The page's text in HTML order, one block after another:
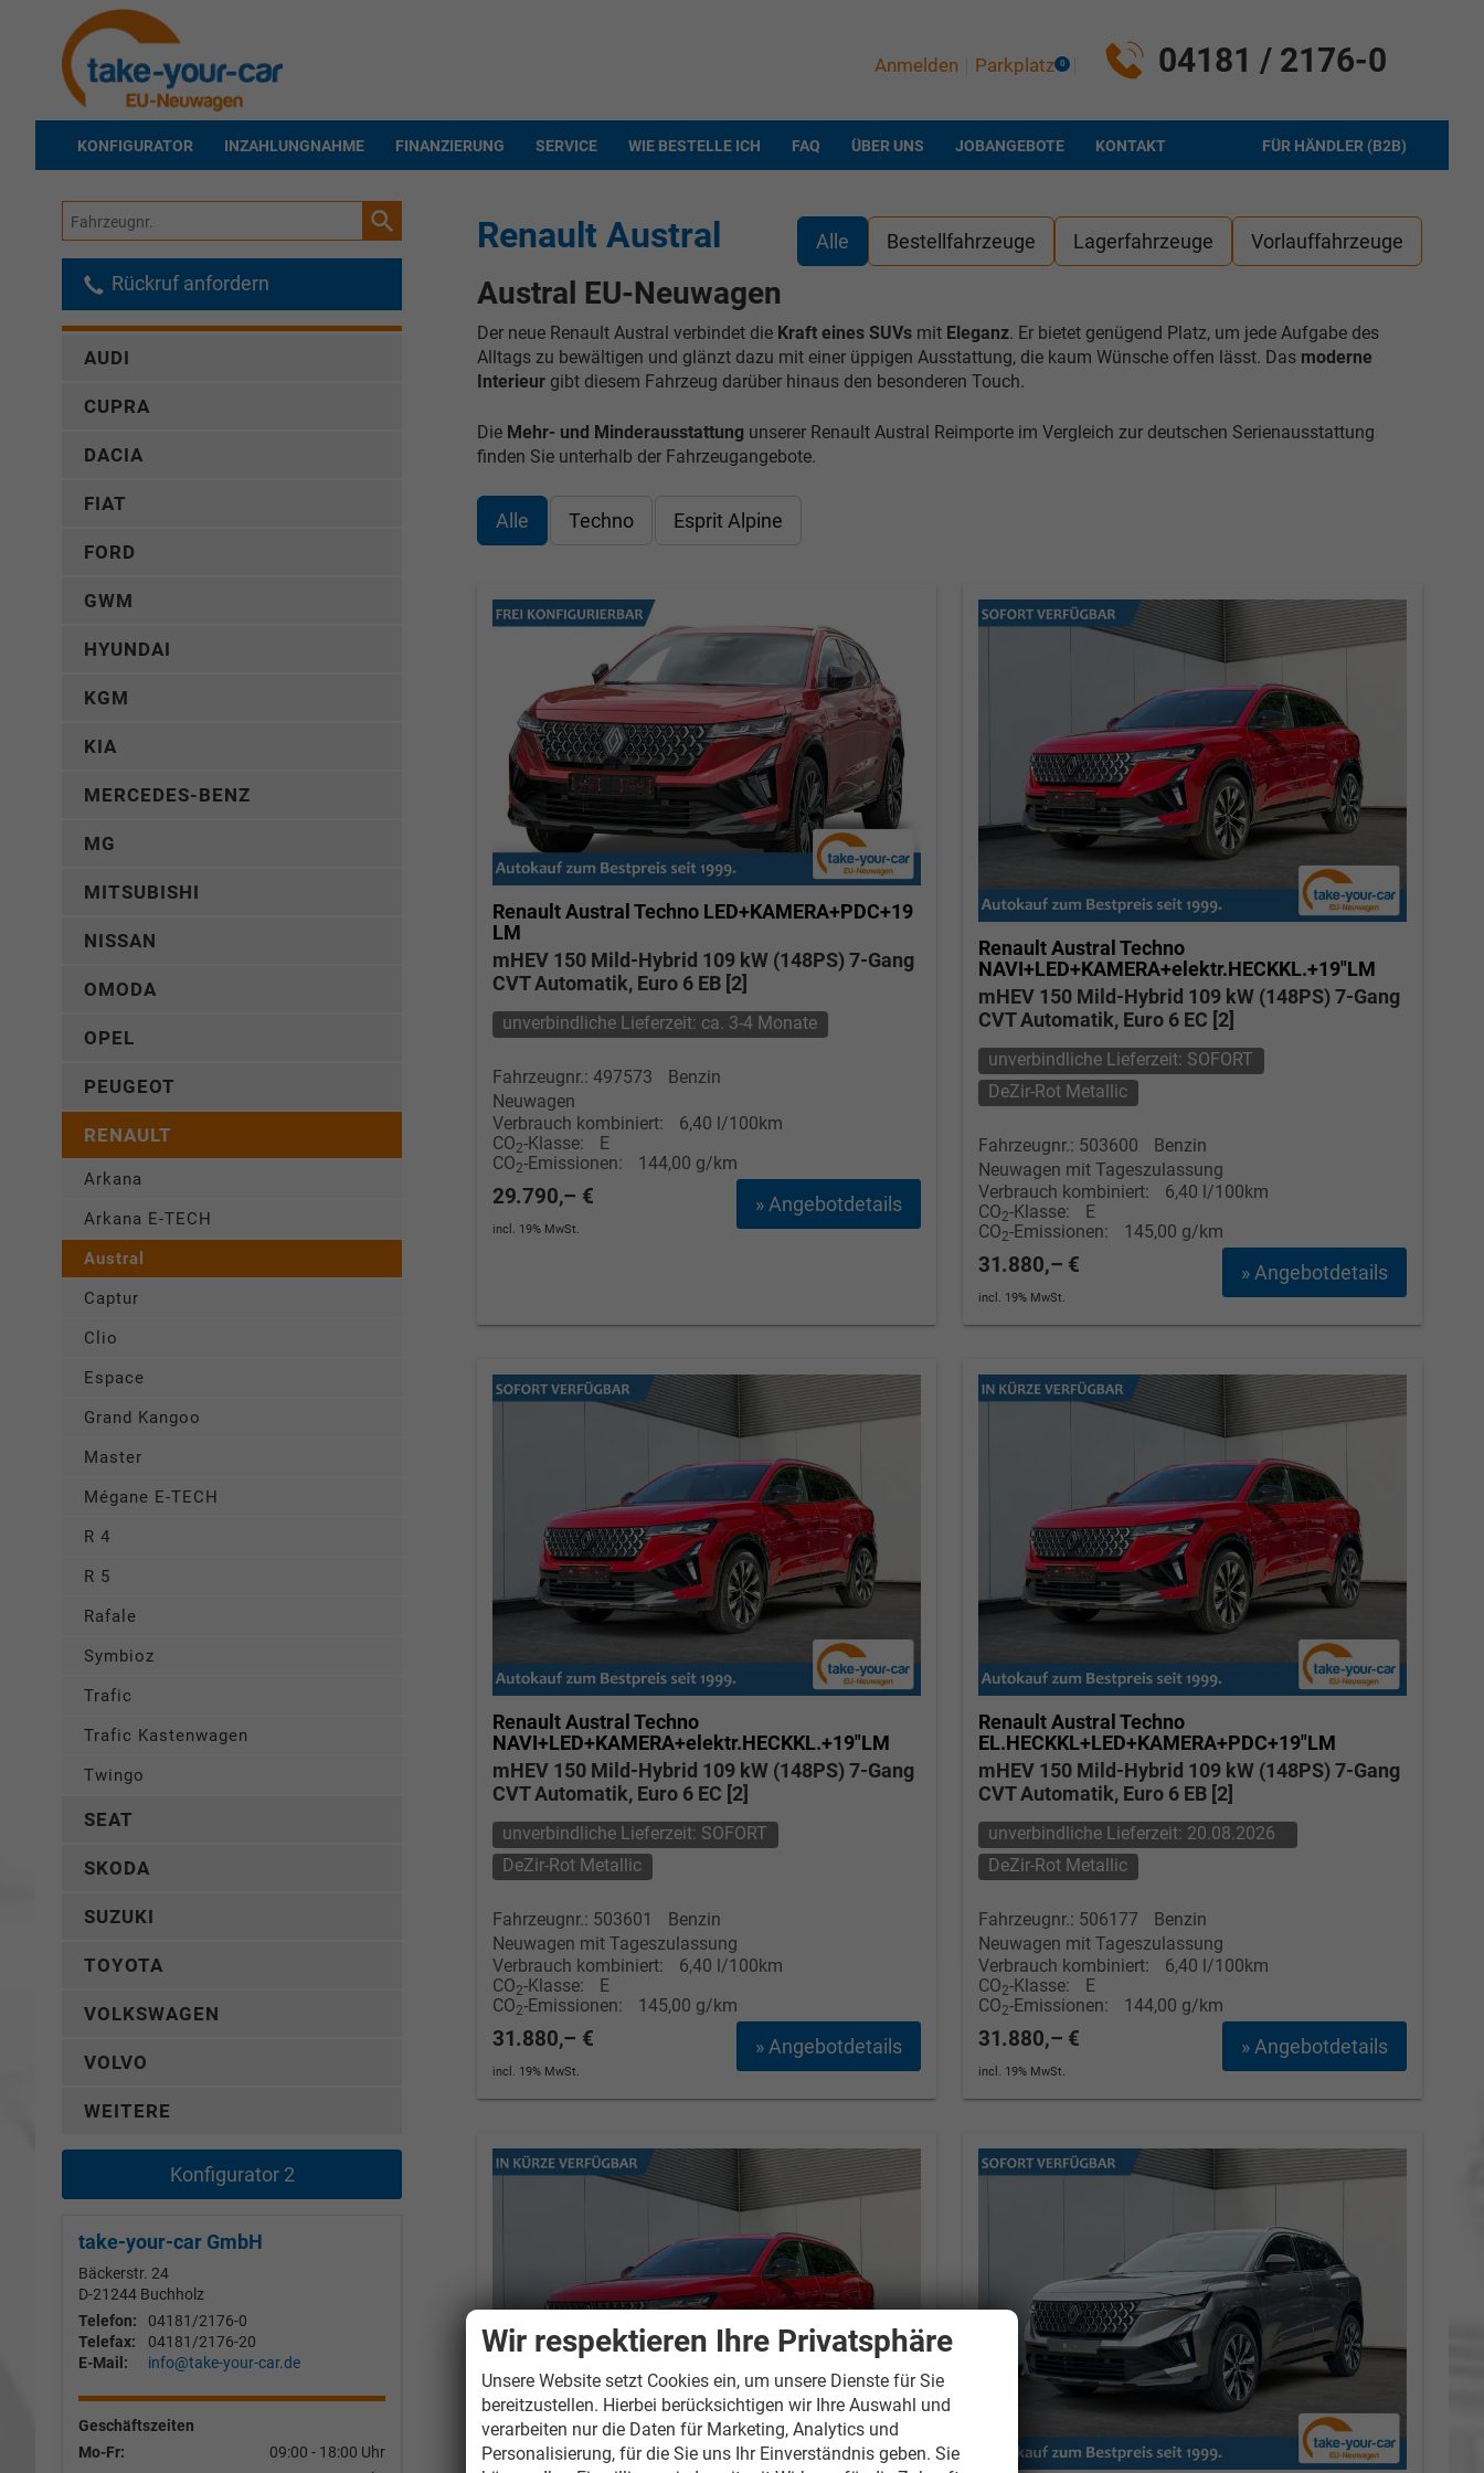
04181 / 2176-0
Anmelden Parkplatz 0
KONFIGURATOR INZAHLUNGNAHME FINANZIERUNG SERVICE WIE BESTELLE ICH FAQ ÜBER UNS JOBANGEBOTE FÜR HÄNDLER (B2B)
KONTAKT
Alle Bestellfahrzeuge Lagerfahrzeuge Vorlauffahrzeuge
Renault Austral
Austral EU-Neuwagen
Der neue Renault Austral verbindet die Kraft eines SUVs mit Eleganz. Er bietet genügend Platz, um jede Aufgabe des
Alltags zu bewältigen und glänzt dazu mit einer üppigen Ausstattung, die kaum Wünsche offen lässt. Das moderne
Interieur gibt diesem Fahrzeug darüber hinaus den besonderen Touch.
DieMehr- und Minderausstattung unserer Renault Austral Reimporte im Vergleich zur deutschen Serienausstattung
finden Sie unterhalb der Fahrzeugangebote.
Alle Techno Esprit Alpine
Renault AustralTechno LED+KAMERA+PDC+19
LM
mHEV 150 Mild-Hybrid 109 kW (148PS) 7-Gang
CVT Automatik, Euro 6 EB [2]
unverbindliche Lieferzeit: ca. 3-4 Monate
Fahrzeugnr.: 497573
Benzin
Neuwagen
Verbrauch kombiniert:
6,40 l/100km
CO2-Klasse:
E
CO2-Emissionen: 144,00 g/km
» Angebotdetails
29.790,– €
incl. 19% MwSt.
Renault AustralTechno
NAVI+LED+KAMERA+elektr.HECKKL.+19"LM
mHEV 150 Mild-Hybrid 109 kW (148PS) 7-Gang
CVT Automatik, Euro 6 EC [2]
unverbindliche Lieferzeit: SOFORT
DeZir-Rot Metallic
Fahrzeugnr.: 503600
Benzin
Neuwagen mit Tageszulassung
Verbrauch kombiniert:
6,40 l/100km
CO2-Klasse:
E
CO2-Emissionen: 145,00 g/km
» Angebotdetails
31.880,– €
incl. 19% MwSt.
Renault Austral Techno
NAVI+LED+KAMERA+elektr.HECKKL.+19"LM
mHEV 150 Mild-Hybrid 109 kW (148PS) 7-Gang
CVT Automatik, Euro 6 EC [2]
unverbindliche Lieferzeit: SOFORT
DeZir-Rot Metallic
Fahrzeugnr.: 503601
Benzin
Neuwagen mit Tageszulassung
Verbrauch kombiniert:
6,40 l/100km
CO2-Klasse:
E
CO2-Emissionen: 145,00 g/km
» Angebotdetails
31.880,– €
incl. 19% MwSt.
Renault Austral Techno
EL.HECKKL+LED+KAMERA+PDC+19"LM
mHEV 150 Mild-Hybrid 109 kW (148PS) 7-Gang
CVT Automatik, Euro 6 EB [2]
unverbindliche Lieferzeit: 20.08.2026
DeZir-Rot Metallic
Fahrzeugnr.: 506177
Benzin
Neuwagen mit Tageszulassung
Verbrauch kombiniert:
6,40 l/100km
CO2-Klasse:
E
CO2-Emissionen: 144,00 g/km
» Angebotdetails
31.880,– €
incl. 19% MwSt.
Fahrzeugnr.
Rückruf anfordern
AUDI
CUPRA
DACIA
FIAT
FORD
GWM
HYUNDAI
KGM
KIA
MERCEDES-BENZ
MG
MITSUBISHI
NISSAN
OMODA
OPEL
PEUGEOT
RENAULT
Arkana
Arkana E-TECH
Austral
Captur
Clio
Espace
Grand Kangoo
Master
Mégane E-TECH
R 4
R 5
Rafale
Symbioz
Trafic
Trafic Kastenwagen
Twingo
SEAT
SKODA
SUZUKI
TOYOTA
VOLKSWAGEN
VOLVO
WEITERE
Konfigurator 2
take-your-car GmbH
Bäckerstr. 24
D-21244 Buchholz
Telefon:
04181/2176-0
Telefax:
04181/2176-20
E-Mail:
info@take-your-car.de
Geschäftszeiten
Mo-Fr:
09:00 - 18:00 Uhr
Wir respektieren Ihre Privatsphäre
Unsere Website setzt Cookies ein, um unsere Dienste für Sie
bereitzustellen. Hierbei berücksichtigen wir Ihre Auswahl und
verarbeiten nur die Daten für Marketing, Analytics und
Personalisierung, für die Sie uns Ihr Einverständnis geben. Sie